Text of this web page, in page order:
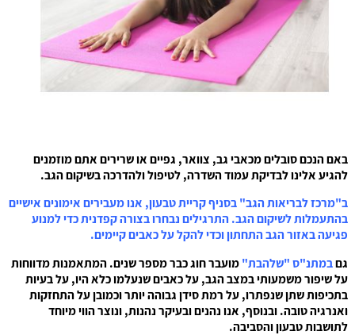
באם הנכם סובלים מכאבי גב, צוואר, גפיים או שרירים אתם מוזמנים
להגיע אלינו לבדיקת עמוד השדרה, לטיפול ולהדרכה בשיקום הגב.
ב"מרכז לבריאות הגב" בסניף קריית טבעון, אנו מעבירים אימונים אישיים
בהתעמלות לשיקום הגב. התרגילים נבחרו בצורה קפדנית כדי למנוע
פגיעה באזור הגב התחתון וכדי להקל על כאבים קיימים.
גםבמתנ"ס "שלהבת" מועבר חוג כבר מספר שנים. המתאמנות מדווחות
על שיפור משמעותי במצב הגב, על כאבים שנעלמו כלא היו, על בעיות
בתכיפות שתן שנפתרו, על רמת סידן גבוהה יותר וכמובן על התחזקות
ואנרגיה טובה. ובנוסף, אנו נהנים ובעיקר נהנות, ונוצר הווי מיוחד
לתושבות טבעון והסביבה.